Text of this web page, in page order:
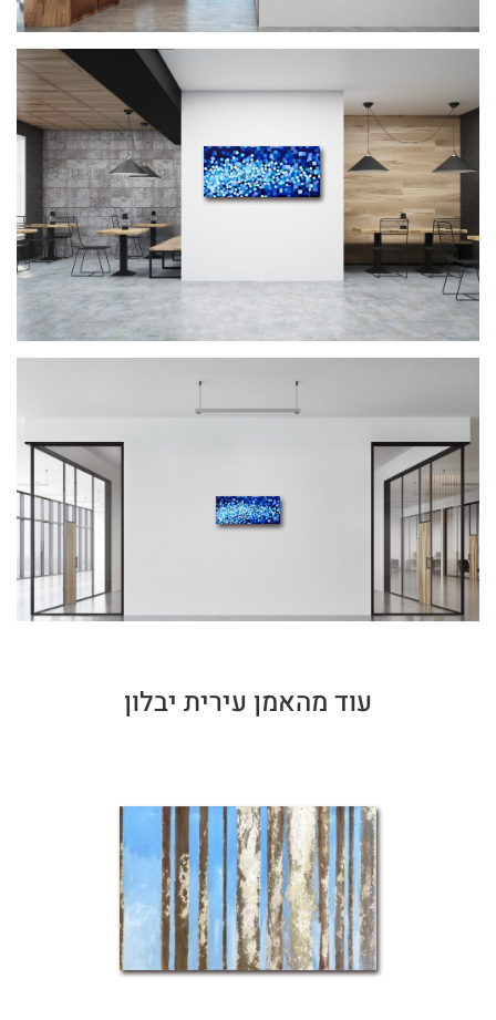
עוד מהאמן עירית יבלון